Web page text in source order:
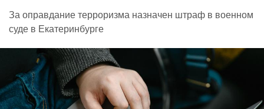
За оправдание терроризма назначен штраф в военном
суде в Екатеринбурге